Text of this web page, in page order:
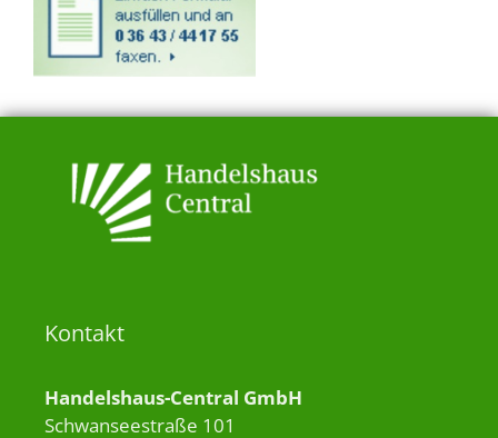
Kontakt
Handelshaus-Central GmbH
Schwanseestraße 101